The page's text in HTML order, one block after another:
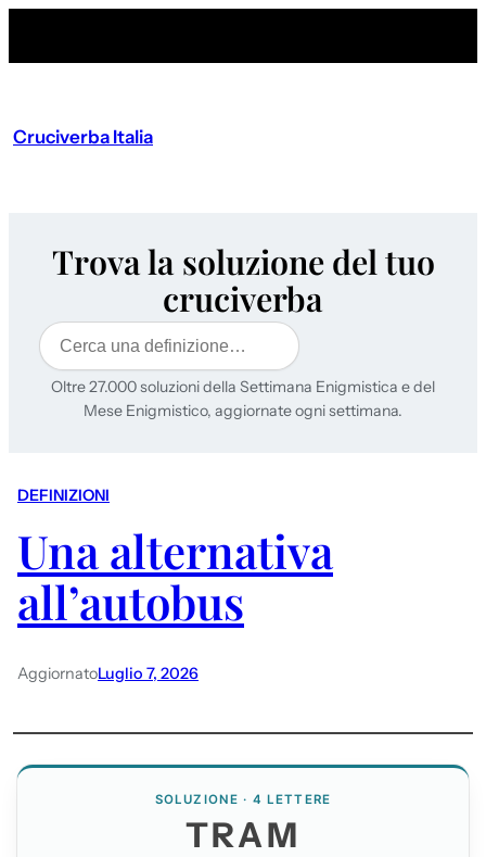
Cruciverba Italia
Trova la soluzione del tuo
cruciverba
Cerca
Oltre 27.000 soluzioni della Settimana Enigmistica e del
Mese Enigmistico, aggiornate ogni settimana.
DEFINIZIONI
Una alternativa
all’autobus
AggiornatoLuglio 7, 2026
SOLUZIONE · 4 LETTERE
TRAM